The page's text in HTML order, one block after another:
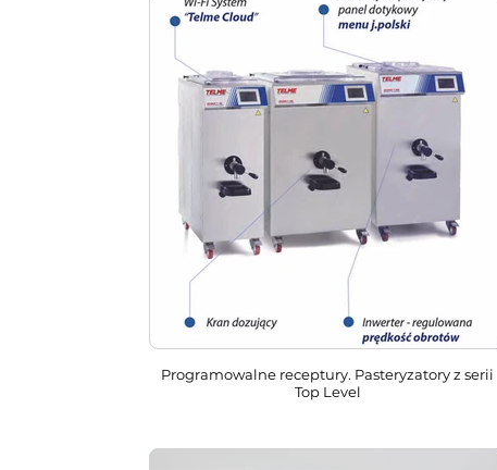
Programowalne receptury. Pasteryzatory z serii
Top Level